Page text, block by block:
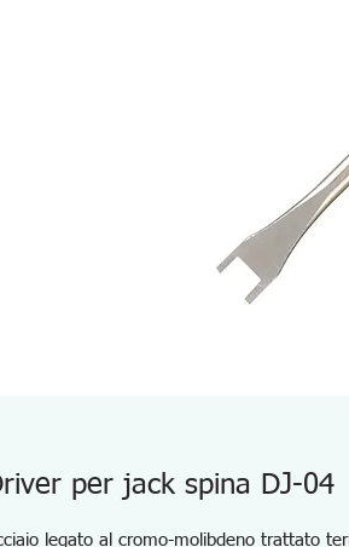
per jack spina DJ-04
legato al cromo-molibdeno trattato